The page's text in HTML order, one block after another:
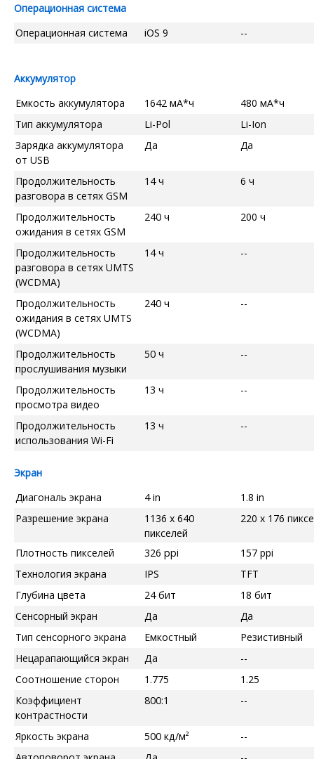
Операционная система
Операционная система
iOS 9 --
Аккумулятор
Емкость аккумулятора
1642 мА*ч
480 мА*ч
Тип аккумулятора
Li-Pol
Li-Ion
Зарядка аккумулятора
от USB
Да Да
Продолжительность
разговора в сетях GSM
14 ч 6 ч
Продолжительность
ожидания в сетях GSM
240 ч 200 ч
Продолжительность
разговора в сетях UMTS
(WCDMA)
14 ч --
Продолжительность
ожидания в сетях UMTS
(WCDMA)
240 ч --
Продолжительность
прослушивания музыки
50 ч --
Продолжительность
просмотра видео
13 ч --
Продолжительность
использования Wi-Fi
13 ч --
Экран
Диагональ экрана
4 in
1.8 in
Разрешение экрана
1136 x 640
пикселей
220 x 176
Плотность пикселей 326 ppi
157 ppi
Технология экрана
IPS
TFT
Глубина цвета
24 бит
18 бит
Сенсорный экран
Да
Да
Тип сенсорного экрана
Емкостный
Резистивный
Нецарапающийся экран
Да
--
Соотношение сторон
1.775
1.25
Коэффициент
контрастности
800:1 --
Яркость экрана 500 кд/м²
--